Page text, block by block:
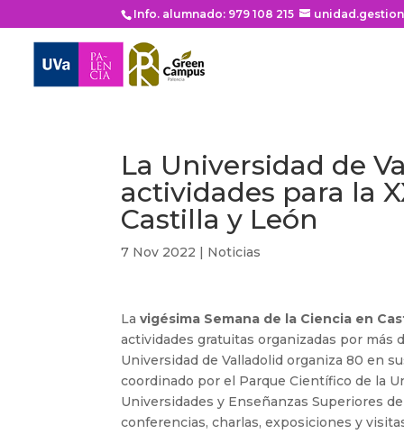
Info. alumnado: 979 108 215
La Universidad de
actividades para la
Castilla y León
7 Nov 2022 | Noticias
Lavigésima Semana de la Ciencia en
actividades gratuitas organizadas por más
Universidad de Valladolid organiza 80 en
coordinado por el Parque Científico de la
Universidades y Enseñanzas Superiores
conferencias, charlas, exposiciones y